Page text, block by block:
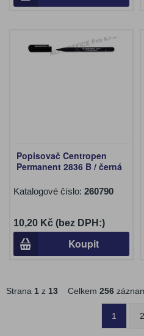
Popisovač Centropen
Permanent 2836 B / černá
Katalogové číslo: 260790
10,20 Kč (bez DPH:)
Koupit
Strana 1 z 13 Celkem 256
1 2